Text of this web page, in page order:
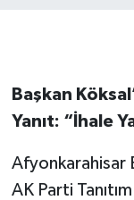
Başkan
Yanıt: “İhale
Afyonkarahisar
AK Parti